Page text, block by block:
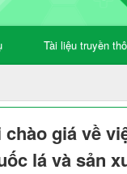
Tài liệu truyền
giá về
lá và sản